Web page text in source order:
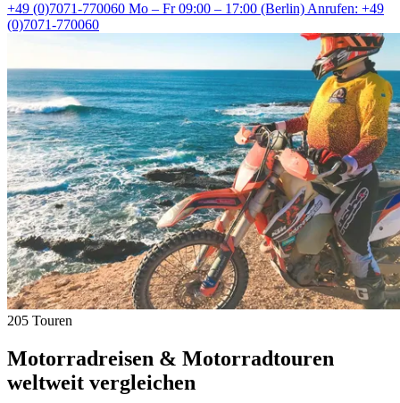
+49 (0)7071-770060 Mo – Fr 09:00 – 17:00 (Berlin)Anrufen: +49
(0)7071-770060
205 Touren
Motorradreisen & Motorradtouren
weltweit vergleichen